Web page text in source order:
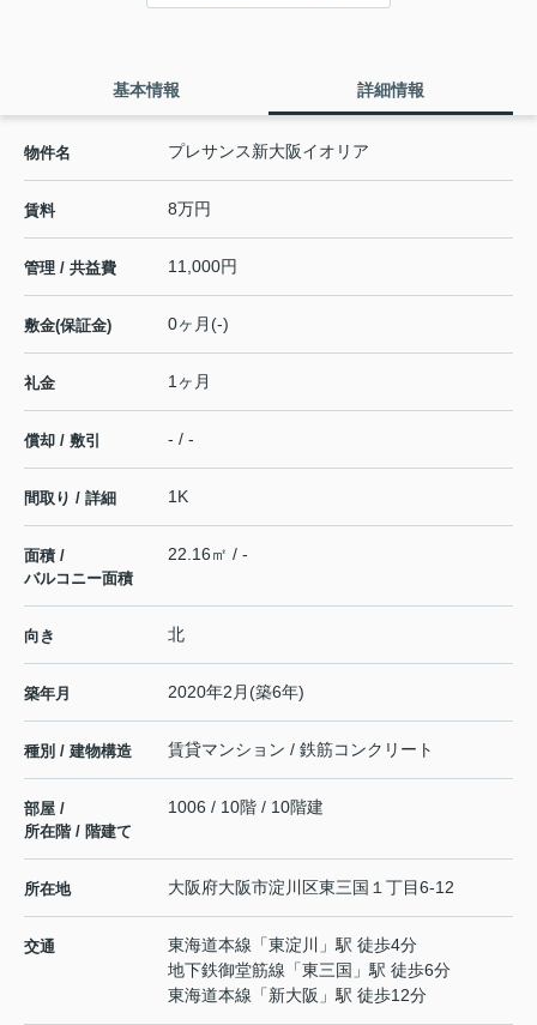
基本情報 詳細情報
物件名 プレサンス新大阪イオリア
賃料 8万円
管理 / 共益費 11,000円
敷金(保証金) 0ヶ月(-)
礼金 1ヶ月
償却 / 敷引 - / -
間取り / 詳細 1K
面積 /
バルコニー面積
22.16㎡ / -
向き 北
築年月 2020年2月(築6年)
種別 / 建物構造 賃貸マンション / 鉄筋コンクリート
部屋 /
所在階 / 階建て
1006 / 10階 / 10階建
所在地 大阪府大阪市淀川区東三国 １丁目6-12
交通 東海道本線 「東淀川
」駅 徒歩4分
地下鉄御堂筋線 「東三国 」駅 徒歩6分
東海道本線 「新大阪 」駅 徒歩12分